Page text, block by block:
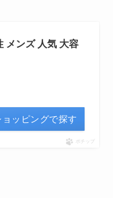
メンズ 人気 大容
ョッピングで探す
ポチップ